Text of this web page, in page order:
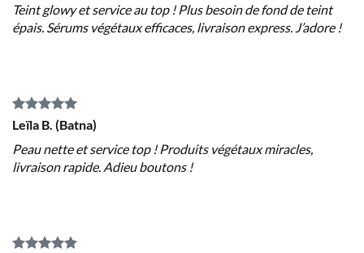
Teint glowy et service au top ! Plus besoin de fond de teint
épais. Sérums végétaux efficaces, livraison express. J’adore !
Leïla B. (Batna)
Peau nette et service top ! Produits végétaux miracles,
livraison rapide. Adieu boutons !